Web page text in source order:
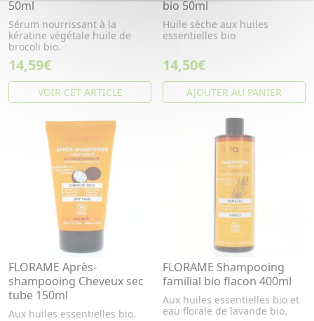
50ml
Sérum nourrissant à la
kératine végétale huile de
brocoli bio.
14,59€
VOIR CET ARTICLE
bio 50ml
Huile sèche aux huiles
essentielles bio
14,50€
AJOUTER AU PANIER
FLORAME Après-
shampooing Cheveux sec
tube 150ml
Aux huiles essentielles bio.
FLORAME Shampooing
familial bio flacon 400ml
Aux huiles essentielles bio et
eau florale de lavande bio.